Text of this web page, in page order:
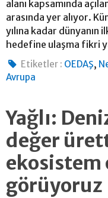
alanı kapsamında
arasında yer alıyor.
yılına kadar dünyanın
hedefine ulaşma fikri
Etiketler : OEDAŞ,
Avrupa
Yağlı:
değer
ekosistem
görüyoruz